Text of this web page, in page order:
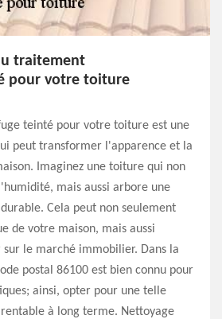
traitement
pour votre toiture
teinté pour votre toiture est une
peut transformer l'apparence et la
Imaginez une toiture qui non
mais aussi arbore une
Cela peut non seulement
de votre maison, mais aussi
le marché immobilier. Dans la
postal 86100 est bien connu pour
ainsi, opter pour une telle
à long terme. Nettoyage